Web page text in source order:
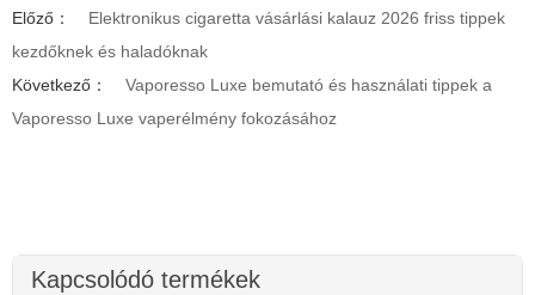
Előző：
Elektronikus cigaretta vásárlási kalauz 2026 friss tippek
kezdőknek és haladóknak
Következő：
Vaporesso Luxe bemutató és használati tippek a
Vaporesso Luxe vaperélmény fokozásához
Kapcsolódó termékek